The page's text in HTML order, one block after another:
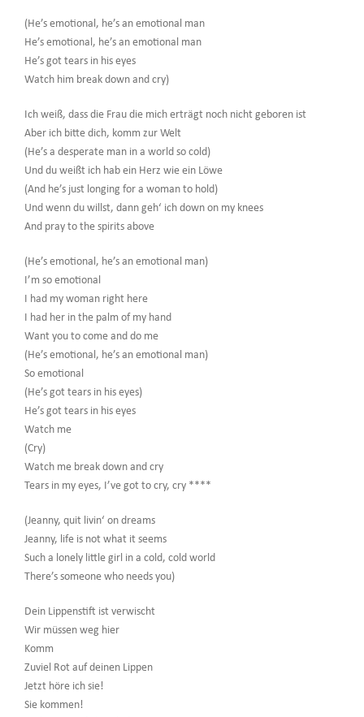
(He’s emotional, he’s an emotional man
He’s emotional, he’s an emotional man
He’s got tears in his eyes
Watch him break down and cry)
Ich weiß, dass die Frau die mich erträgt noch nicht geboren ist
Aber ich bitte dich, komm zur Welt
(He’s a desperate man in a world so cold)
Und du weißt ich hab ein Herz wie ein Löwe
(And he’s just longing for a woman to hold)
Und wenn du willst, dann geh‘ ich down on my knees
And pray to the spirits above
(He’s emotional, he’s an emotional man)
I’m so emotional
I had my woman right here
I had her in the palm of my hand
Want you to come and do me
(He’s emotional, he’s an emotional man)
So emotional
(He’s got tears in his eyes)
He’s got tears in his eyes
Watch me
(Cry)
Watch me break down and cry
Tears in my eyes, I’ve got to cry, cry ****
(Jeanny, quit livin‘ on dreams
Jeanny, life is not what it seems
Such a lonely little girl in a cold, cold world
There’s someone who needs you)
Dein Lippenstift ist verwischt
Wir müssen weg hier
Komm
Zuviel Rot auf deinen Lippen
Jetzt höre ich sie!
Sie kommen!